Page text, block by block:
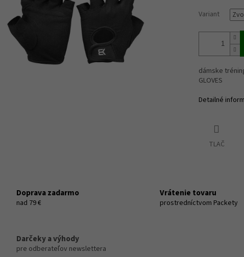
Variant
dámske
GLOVES
Detailné
TLAČ
Doprava zadarmo
nad 79 €
Vrátenie tovaru
prostredníctvom Packety
Darčeky a výhody
pre odberateľov newslettera